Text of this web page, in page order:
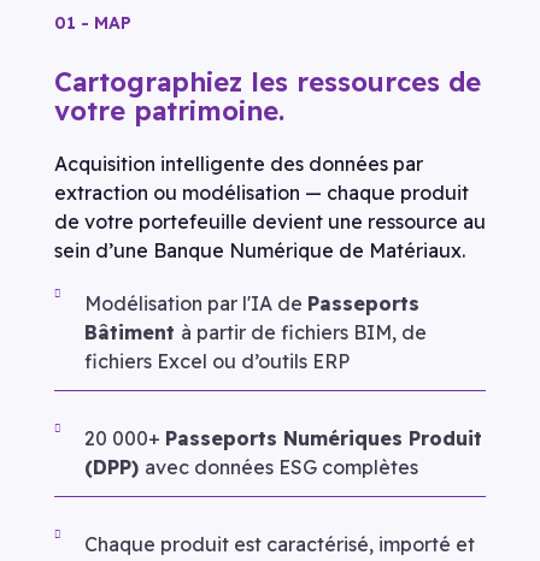
01 - MAP
Cartographiez les ressources de
votre patrimoine.
Acquisition intelligente des données par
extraction ou modélisation — chaque produit
de votre portefeuille devient une ressource au
sein d’une Banque Numérique de Matériaux.
Modélisation par l'IA de Passeports
Bâtiment à partir de fichiers BIM, de
fichiers Excel ou d’outils ERP
20 000+ Passeports Numériques Produit
(DPP) avec données ESG complètes
Chaque produit est caractérisé, importé et